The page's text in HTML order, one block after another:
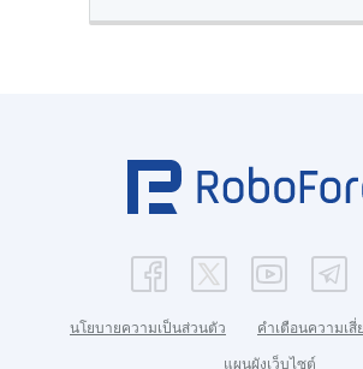
นโยบายความเป็นส่วนตัว คำเตือนความเสี่
แผนผังเว็บไซต์